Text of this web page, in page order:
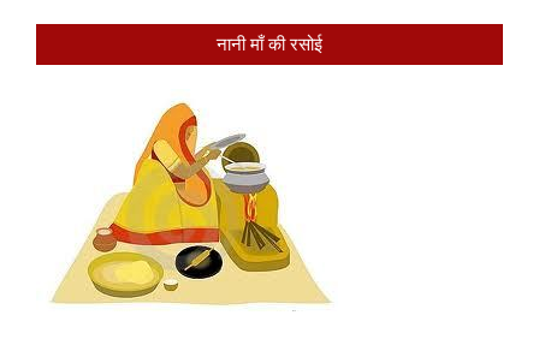
नानी माँ की रसोई